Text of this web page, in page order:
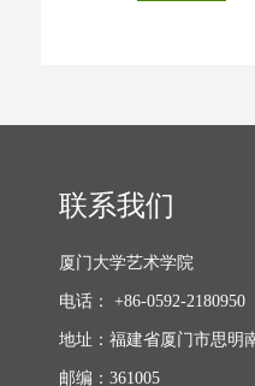
联系我们
厦门大学艺术学院
电话： +86-0592-2180950
地址：福建省厦门市思明
邮编：361005